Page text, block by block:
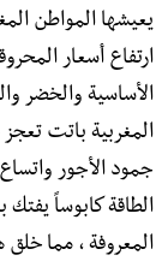
يعيشها المواطن
ارتفاع أسعار
الأساسية والخضر
المغربية باتت
جمود الأجور
الطاقة كابوساً
المعروفة ، مما